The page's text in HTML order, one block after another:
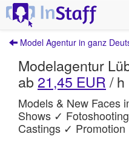
Model Agentur in ganz
Modelagentur
ab 21,45 EUR / h
Models & New Faces
Shows ✓
Castings ✓ Promotion